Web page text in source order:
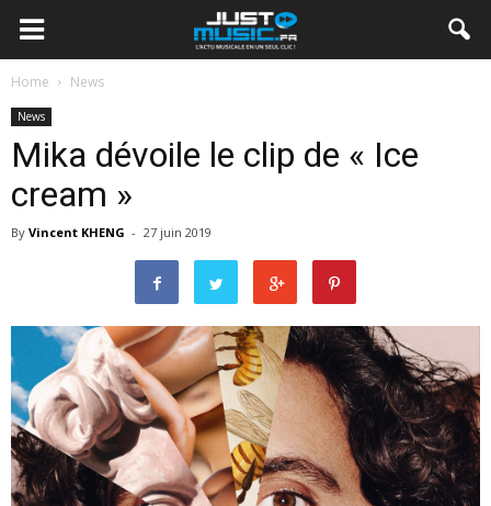
Home News
News
Mika dévoile le clip de « Ice
cream »
By Vincent KHENG - 27 juin 2019